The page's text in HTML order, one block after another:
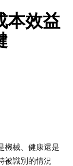
本效益
機械、健康還是
被識別的情況